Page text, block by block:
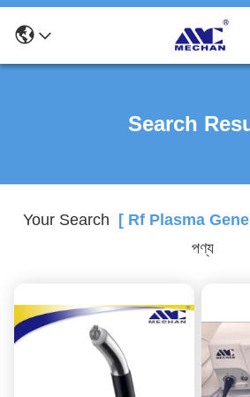
Search
Your Search [ Rf Plasma
পণ্য